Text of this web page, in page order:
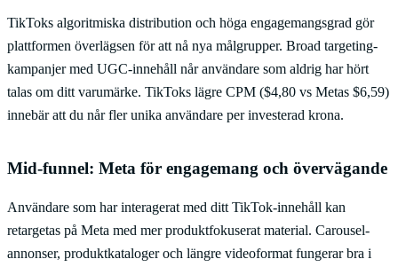
TikToks algoritmiska distribution och höga engagemangsgrad gör
plattformen överlägsen för att nå nya målgrupper. Broad targeting-
kampanjer med UGC-innehåll når användare som aldrig har hört
talas om ditt varumärke. TikToks lägre CPM ($4,80 vs Metas $6,59)
innebär att du når fler unika användare per investerad krona.
Mid-funnel: Meta för engagemang och övervägande
Användare som har interagerat med ditt TikTok-innehåll kan
retargetas på Meta med mer produktfokuserat material. Carousel-
annonser, produktkataloger och längre videoformat fungerar bra i